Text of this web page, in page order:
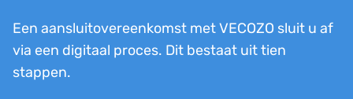
Een aansluitovereenkomst met VECOZO sluit u af
via een digitaal proces. Dit bestaat uit tien
stappen.